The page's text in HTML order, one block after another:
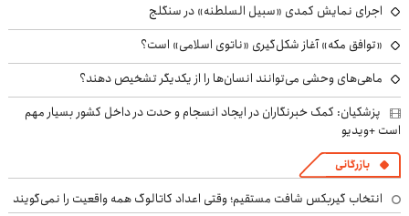
اجرای نمایش کمدی «سبیل السلطنه» در سنگلج
«توافق مکه» آغاز شکل‌گیری «ناتوی اسلامی» است؟
ماهی‌های وحشی می‌توانند انسان‌ها را از یکدیگر تشخیص دهند؟
پزشکیان: کمک خبرنگاران در ایجاد انسجام و حدت در داخل کشور بسیار مهم
است +ویدیو
بازرگانی
انتخاب گیربکس شافت مستقیم؛ وقتی اعداد کاتالوگ همه واقعیت را نمی‌گویند